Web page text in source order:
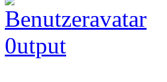
0utput